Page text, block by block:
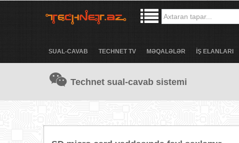
SUAL-CAVAB TECHNET TV MƏQALƏLƏR İŞ ELANLARI
Technet sual-cavab sistemi